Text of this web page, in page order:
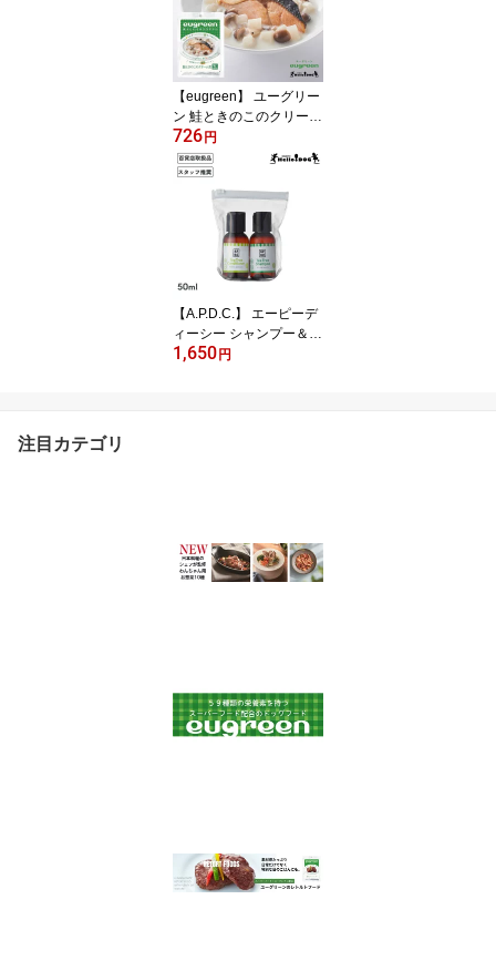
サラサラ 保湿 消臭 トリ
マー トリミング パピー
シニア
【eugreen】 ユーグリー
ン 鮭ときのこのクリーム
煮 100g 翌日出荷 ［ハロ
ードッグ公式］ 獣医師会
推奨 ユーグレナ配合 ド
ッグフード ウェットフー
ド 国産 レトルト 日本製
着色料無添加 香料無添加
酸化防止剤無添加
726 円
【A.P.D.C.】 エーピーデ
ィーシー シャンプー＆コ
ンディショナーミニセッ
1,650 円
注目カテゴリ